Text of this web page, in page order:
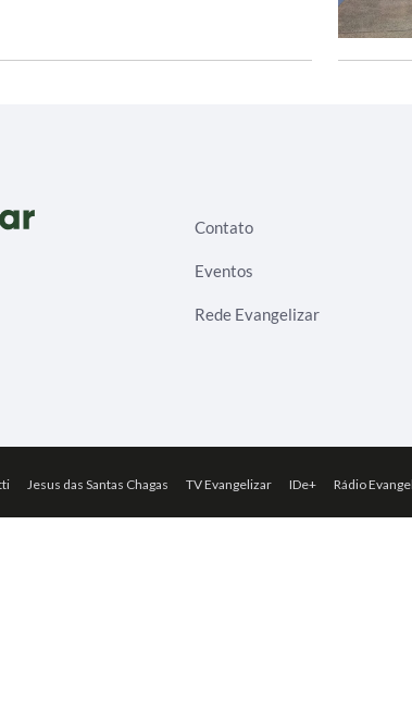
Contato
Eventos
Rede Evangelizar